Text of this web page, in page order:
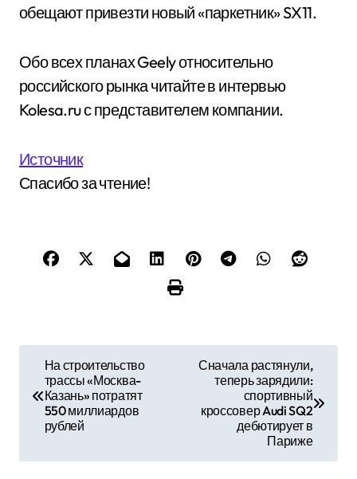
обещают привезти новый «паркетник» SX11.
Обо всех планах Geely относительно
российского рынка читайте в интервью
Kolesa.ru с представителем компании.
Источник
Спасибо за чтение!
и
На строительство
трассы «Москва-
Казань» потратят
550 миллиардов
рублей
Сначала растянули,
теперь зарядили:
спортивный
кроссовер Audi SQ2
дебютирует в
Париже